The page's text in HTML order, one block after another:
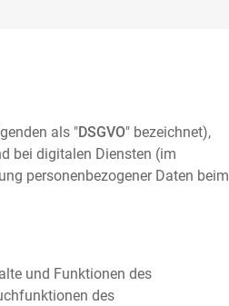
als "DSGVO" bezeichnet),
bei digitalen Diensten (im
personenbezogener Daten beim
und Funktionen des
des